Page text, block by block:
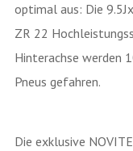
optimal aus: Die
ZR 22
Hinterachse werden
Pneus gefahren.
Die exklusive